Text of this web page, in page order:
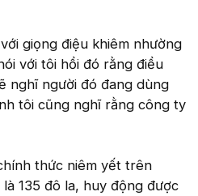
giọng điệu khiêm nhường
với tôi hồi đó rằng điều
nghĩ người đó đang dùng
tôi cũng nghĩ rằng công ty
thức niêm yết trên
135 đô la, huy động được